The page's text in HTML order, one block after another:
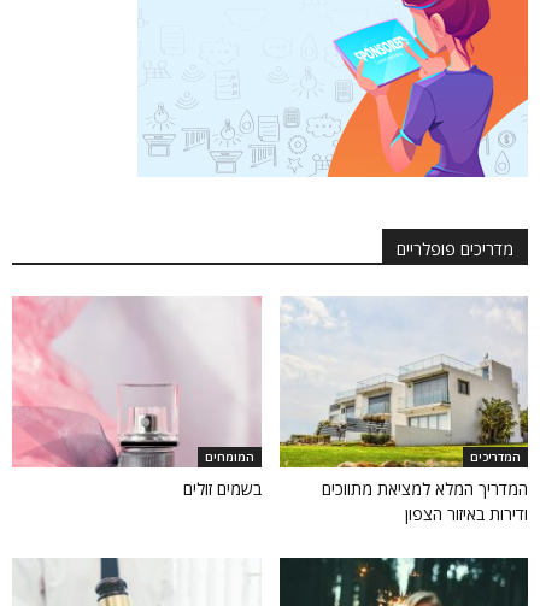
מדריכים פופלריים
המדריכים
המדריך המלא למציאת מתווכים
ודירות באיזור הצפון
המומחים
בשמים זולים